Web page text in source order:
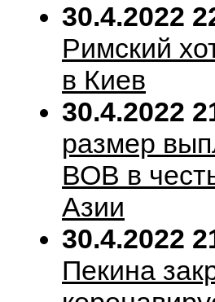
30.4.2022
Римский
в Киев
30.4.2022
размер
ВОВ в
Азии
30.4.2022
Пекина